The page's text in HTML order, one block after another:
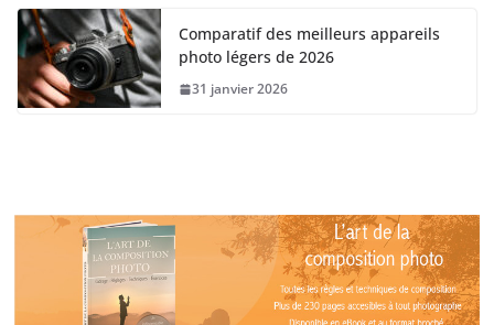
Comparatif des meilleurs appareils
photo légers de 2026
31 janvier 2026